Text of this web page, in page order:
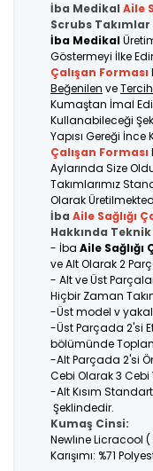
İba Medikal Aile
Scrubs
İba Medikal
Göstermeyi İlke
Çalışan Forması
Beğenilen ve
Kumaştan İmal
Kullanabileceği
Yapısı Gereği
Çalışan Forması
Aylarında Size
Takımlarımız
Olarak
İba Aile Sağlığı
Hakkında
- İba Aile Sağlığı
ve Alt Olarak 2
- Alt ve Üst
Hiçbir Zaman
-Üst model v
-Üst Parçada 2'si
bölümünde
-Alt Parçada 2'si
Cebi Olarak 3 Cebi
-Alt Kısım
Şeklindedir.
Kumaş Cinsi:
Newlıne Licracool
Karışımı: %71